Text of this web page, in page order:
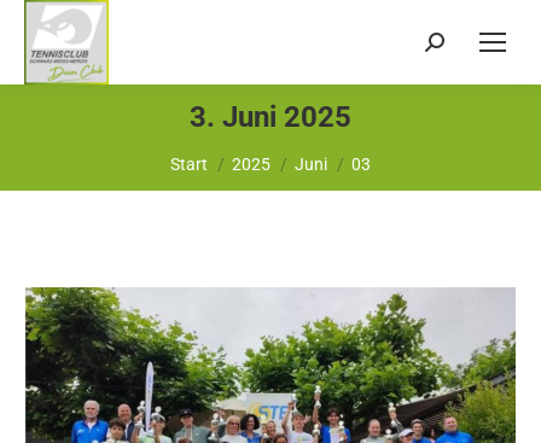
Search:
3. Juni 2025
Sie befinden sich hier:
Start 2025 Juni 03